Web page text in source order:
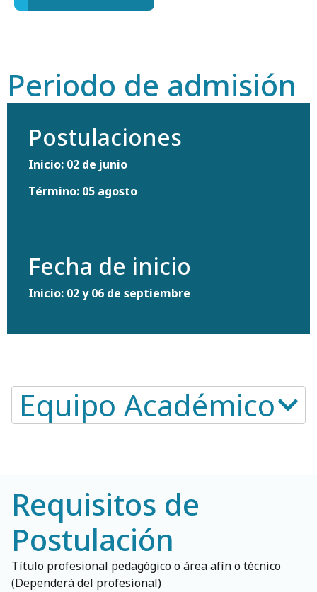
Periodo de admisión
Postulaciones
Inicio: 02 de junio
Término: 05 agosto
Fecha de inicio
Inicio: 02 y 06 de septiembre
Equipo Académico​
Requisitos de
Postulación
Título profesional pedagógico o área afín o técnico
(Dependerá del profesional)